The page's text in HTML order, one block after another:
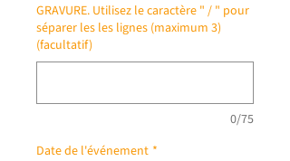
GRAVURE. Utilisez le caractère " / " pour
séparer les les lignes (maximum 3)
(facultatif)
0/75
Date de l'événement *